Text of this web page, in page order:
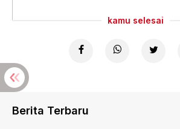
kamu selesai
Berita Terbaru